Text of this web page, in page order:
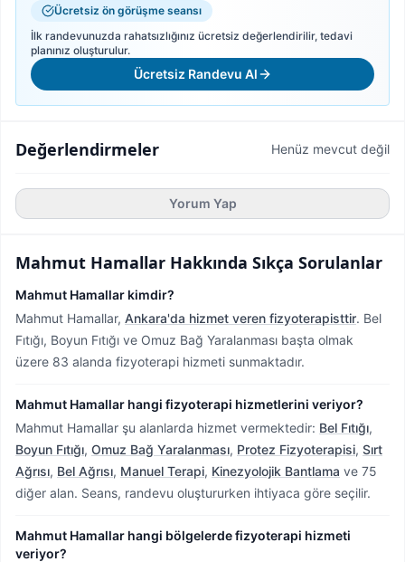
Ücretsiz ön görüşme seansı
İlk randevunuzda rahatsızlığınız ücretsiz değerlendirilir, tedavi
planınız oluşturulur.
Ücretsiz Randevu Al
Değerlendirmeler Henüz mevcut değil
Yorum Yap
Mahmut Hamallar Hakkında Sıkça Sorulanlar
Mahmut Hamallar kimdir?
Mahmut Hamallar, Ankara'da hizmet veren fizyoterapisttir. Bel
Fıtığı, Boyun Fıtığı ve Omuz Bağ Yaralanması başta olmak
üzere 83 alanda fizyoterapi hizmeti sunmaktadır.
Mahmut Hamallar hangi fizyoterapi hizmetlerini veriyor?
Mahmut Hamallar şu alanlarda hizmet vermektedir: Bel Fıtığı,
Boyun Fıtığı, Omuz Bağ Yaralanması, Protez Fizyoterapisi, Sırt
Ağrısı, Bel Ağrısı, Manuel Terapi, Kinezyolojik Bantlama ve 75
diğer alan. Seans, randevu oluştururken ihtiyaca göre seçilir.
Mahmut Hamallar hangi bölgelerde fizyoterapi hizmeti
veriyor?